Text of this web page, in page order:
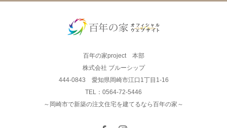
百年の家project 本部
株式会社 ブルーシップ
444-0843 愛知県岡崎市江口1丁目1-16
TEL：0564-72-5446
～岡崎市で新築の注文住宅を建てるなら百年の家～